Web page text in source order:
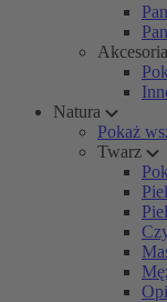
Akcesoria
Natura
Pokaż
Twarz